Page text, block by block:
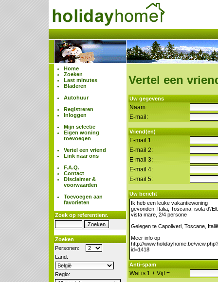
Home
Zoeken
Last minutes
Bladeren
Autohuur
Registreren
Inloggen
Mijn selectie
Eigen woning
toevoegen
Vertel een vriend
Link naar ons
F.A.Q.
Contact
Disclaimer &
voorwaarden
Toevoegen aan
favorieten
Zoek op referentienr.
Zoeken
Personen:
Land:
Regio:
Vertel een
Uw gegevens
Naam:
E-mail:
Vriend(en)
E-mail 1:
E-mail 2:
E-mail 3:
E-mail 4:
E-mail 5:
Uw bericht
Anti-spam
Wat is 1 + Vijf =